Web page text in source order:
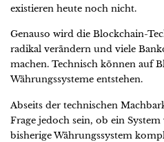
existieren heute noch nicht.
Genauso wird die Blockchain-
radikal verändern und viele
machen. Technisch können auf
Währungssysteme entstehen.
Abseits der technischen
Frage jedoch sein, ob ein
bisherige Währungssystem